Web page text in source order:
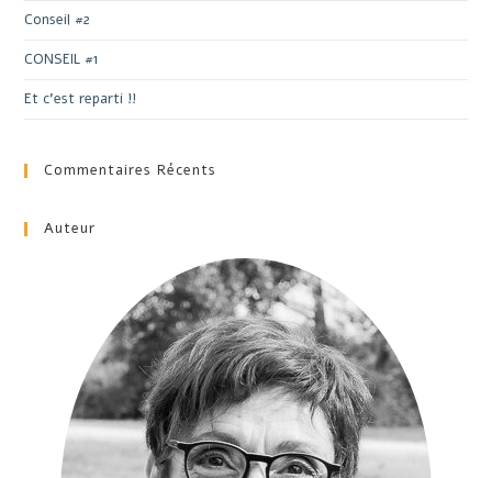
Conseil #2
CONSEIL #1
Et c’est reparti !!
Commentaires Récents
Auteur